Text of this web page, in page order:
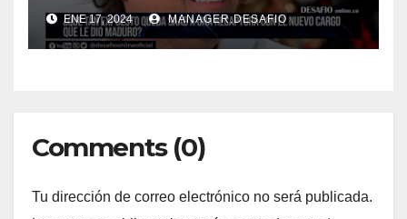
ENE 17, 2024 MANAGER.DESAFIO
Comments (0)
Tu dirección de correo electrónico no será publicada.